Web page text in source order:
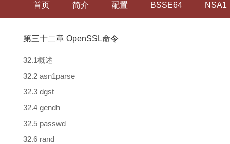
首页 简介 配置 BSSE64 NSA1
第三十二章 OpenSSL命令
32.1概述
32.2 asn1parse
32.3 dgst
32.4 gendh
32.5 passwd
32.6 rand